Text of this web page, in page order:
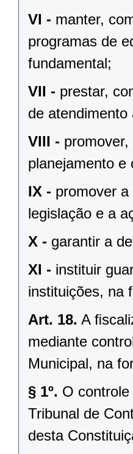
VI - manter,
programas de
fundamental;
VII - prestar,
de
VIII -
planejamento e
IX - promover
legislação e a
X - garantir a
XI - instituir
instituições, na
Art. 18. A
mediante
Municipal, na
§ 1º. O
Tribunal de
desta